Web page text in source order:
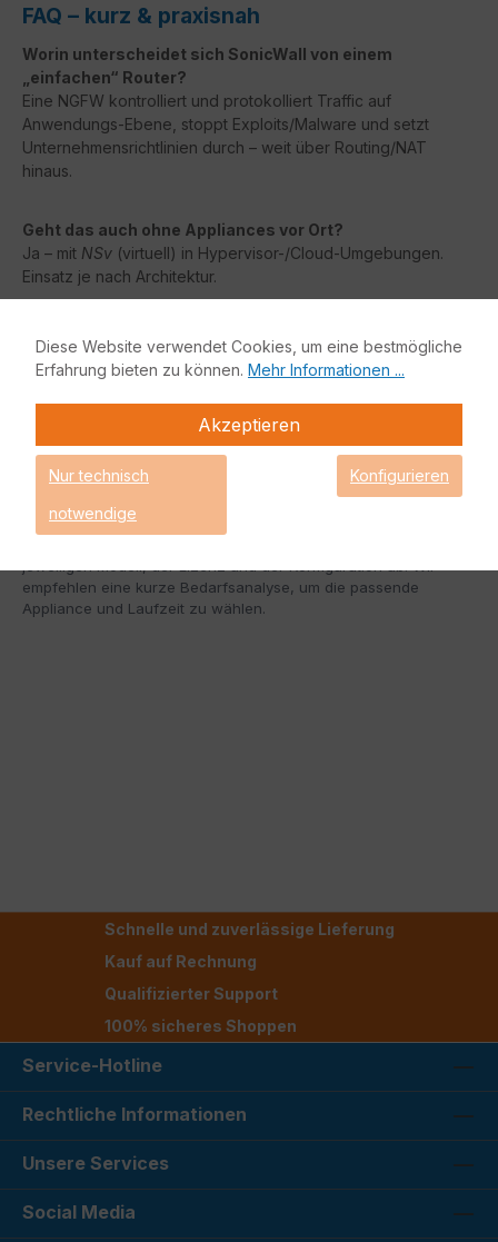
FAQ – kurz & praxisnah
Worin unterscheidet sich SonicWall von einem
„einfachen“ Router?
Eine NGFW kontrolliert und protokolliert Traffic auf
Anwendungs-Ebene, stoppt Exploits/Malware und setzt
Unternehmensrichtlinien durch – weit über Routing/NAT
hinaus.
Geht das auch ohne Appliances vor Ort?
Ja – mit NSv (virtuell) in Hypervisor-/Cloud-Umgebungen.
Einsatz je nach Architektur.
SSL-Prüfung kostet Rechenleistung. Wählen Sie ein Modell
mit passender Reserve und segmentieren Sie Regeln (z. B.
Ausnahmen für vertrauenswürdige Ziele), dann bleibt die
empfehlen eine kurze Bedarfsanalyse, um die passende
Appliance und Laufzeit zu wählen.
Schnelle und zuverlässige Lieferung
Kauf auf Rechnung
Qualifizierter Support
100% sicheres Shoppen
Service-Hotline
Rechtliche Informationen
Unsere Services
Social Media
Diese Website verwendet Cookies, um eine bestmögliche
Erfahrung bieten zu können. Mehr Informationen ...
Akzeptieren
Nur technisch
notwendige
Konfigurieren